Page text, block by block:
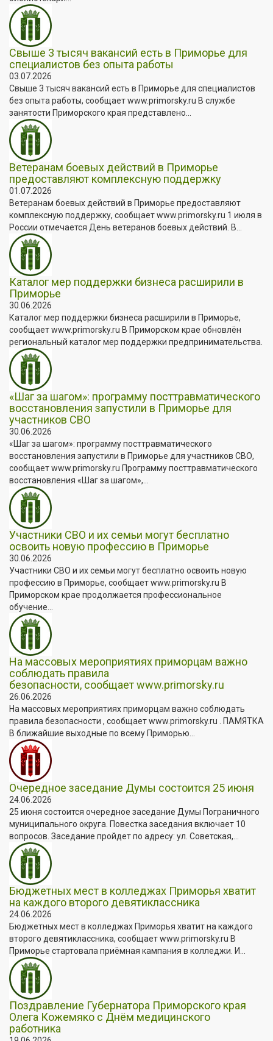
Свыше 3 тысяч вакансий есть в Приморье для
специалистов без опыта работы
03.07.2026
Свыше 3 тысяч вакансий есть в Приморье для специалистов
без опыта работы, сообщает www.primorsky.ru В службе
занятости Приморского края представлено...
Ветеранам боевых действий в Приморье
предоставляют комплексную поддержку
01.07.2026
Ветеранам боевых действий в Приморье предоставляют
комплексную поддержку, сообщает www.primorsky.ru 1 июля в
России отмечается День ветеранов боевых действий. В...
Каталог мер поддержки бизнеса расширили в
Приморье
30.06.2026
Каталог мер поддержки бизнеса расширили в Приморье,
сообщает www.primorsky.ru В Приморском крае обновлён
региональный каталог мер поддержки предпринимательства.
«Шаг за шагом»: программу посттравматического
восстановления запустили в Приморье для
участников СВО
30.06.2026
«Шаг за шагом»: программу посттравматического
восстановления запустили в Приморье для участников СВО,
сообщает www.primorsky.ru Программу посттравматического
восстановления «Шаг за шагом»,...
Участники СВО и их семьи могут бесплатно
освоить новую профессию в Приморье
30.06.2026
Участники СВО и их семьи могут бесплатно освоить новую
профессию в Приморье, сообщает www.primorsky.ru В
Приморском крае продолжается профессиональное
обучение...
На массовых мероприятиях приморцам важно
соблюдать правила
безопасности, сообщает www.primorsky.ru
26.06.2026
На массовых мероприятиях приморцам важно соблюдать
правила безопасности , сообщает www.primorsky.ru . ПАМЯТКА
В ближайшие выходные по всему Приморью...
Очередное заседание Думы состоится 25 июня
24.06.2026
25 июня состоится очередное заседание Думы Пограничного
муниципального округа. Повестка заседания включает 10
вопросов. Заседание пройдет по адресу: ул. Советская,...
Бюджетных мест в колледжах Приморья хватит
на каждого второго девятиклассника
24.06.2026
Бюджетных мест в колледжах Приморья хватит на каждого
второго девятиклассника, сообщает www.primorsky.ru В
Приморье стартовала приёмная кампания в колледжи. И...
Поздравление Губернатора Приморского края
Олега Кожемяко с Днём медицинского
работника